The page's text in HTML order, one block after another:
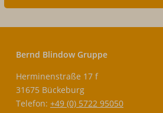
Bernd Blindow Gruppe
Herminenstraße 17 f
31675 Bückeburg
Telefon: +49 (0) 5722 95050